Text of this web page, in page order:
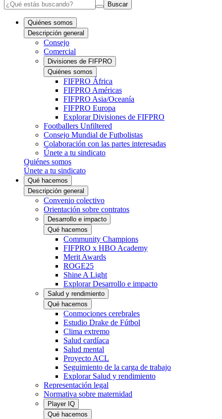
Buscar
Quiénes somos
Descripción general
Consejo
Comercial
Divisiones de FIFPRO
Quiénes somos
FIFPRO África
FIFPRO Américas
FIFPRO Asia/Oceanía
FIFPRO Europa
Explorar Divisiones de FIFPRO
Footballers Unfiltered
Consejo Mundial de Futbolistas
Colaboración con las partes interesadas
Únete a tu sindicato
Quiénes somos
Únete a tu sindicato
Qué hacemos
Descripción general
Convenio colectivo
Orientación sobre contratos
Desarrollo e impacto
Qué hacemos
Community Champions
FIFPRO x HBO Academy
Merit Awards
ROGE25
Shine A Light
Explorar Desarrollo e impacto
Salud y rendimiento
Qué hacemos
Conmociones cerebrales
Estudio Drake de Fútbol
Clima extremo
Salud cardíaca
Salud mental
Proyecto ACL
Seguimiento de la carga de trabajo
Explorar Salud y rendimiento
Representación legal
Normativa sobre maternidad
Player IQ
Qué hacemos